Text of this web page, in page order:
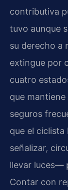
contributiva
tuvo aunque
su derecho a
extingue por
cuatro
que
seguros
que el
señalizar,
llevar luces—
Contar con